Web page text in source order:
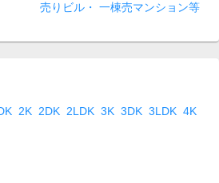
売りビル・ 一棟売マンション等
2K 2DK 2LDK 3K 3DK 3LDK 4K